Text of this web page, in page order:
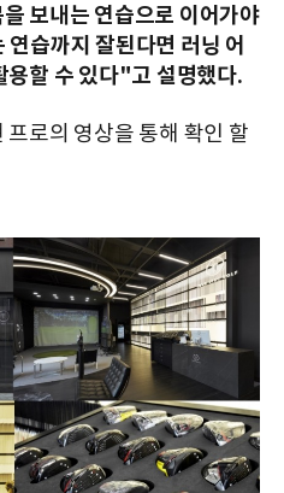
보내는 연습으로 이어가야
습까지 잘된다면 러닝 어
용할 수 있다"고 설명했다.
로의 영상을 통해 확인 할